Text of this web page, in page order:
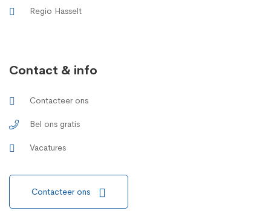
Regio Hasselt
Contact & info
Contacteer ons
Bel ons gratis
Vacatures
Contacteer ons